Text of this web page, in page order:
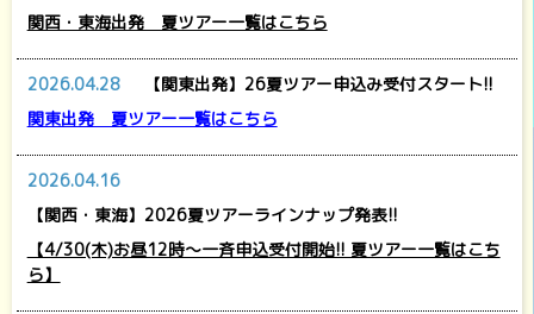
関西・東海出発 夏ツアー一覧はこちら
2026.04.28
【関東出発】26夏ツアー申込み受付スタート!!
関東出発 夏ツアー一覧はこちら
2026.04.16
【関西・東海】2026夏ツアーラインナップ発表!!
【4/30(木)お昼12時～一斉申込受付開始!! 夏ツアー一覧はこち
ら】